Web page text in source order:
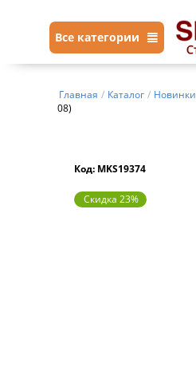
Все категории
Главная / Каталог / Новинки
08)
Код: MKS19374
Скидка 23%